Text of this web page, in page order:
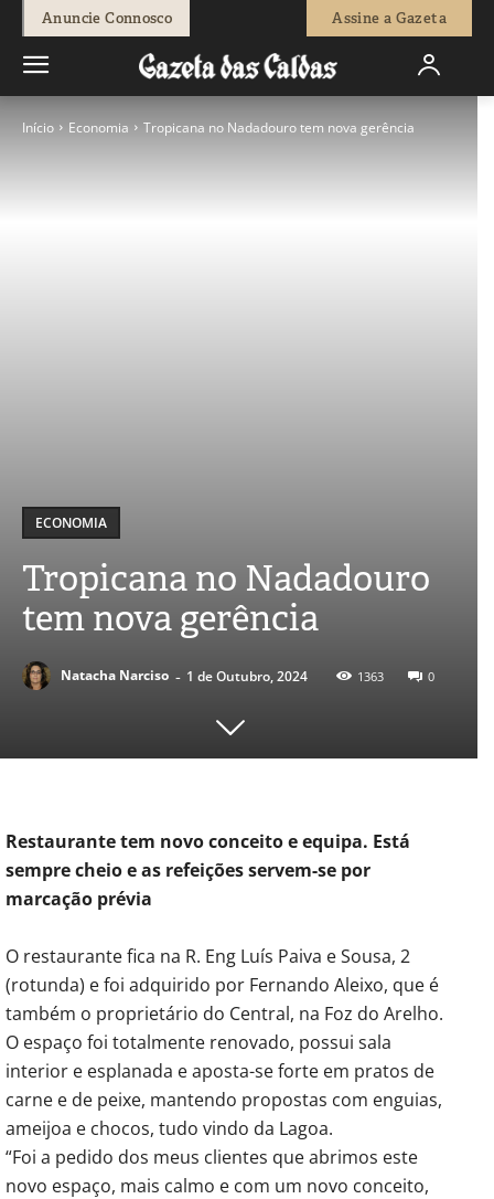
Anuncie Connosco Assine a Gazeta
Início Economia Tropicana no Nadadouro tem nova gerência
ECONOMIA
Tropicana no Nadadouro
tem nova gerência
Natacha Narciso - 1 de Outubro, 2024 1363 0
Restaurante tem novo conceito e equipa. Está
sempre cheio e as refeições servem-se por
marcação prévia
O restaurante fica na R. Eng Luís Paiva e Sousa, 2
(rotunda) e foi adquirido por Fernando Aleixo, que é
também o proprietário do Central, na Foz do Arelho.
O espaço foi totalmente renovado, possui sala
interior e esplanada e aposta-se forte em pratos de
carne e de peixe, mantendo propostas com enguias,
ameijoa e chocos, tudo vindo da Lagoa.
“Foi a pedido dos meus clientes que abrimos este
novo espaço, mais calmo e com um novo conceito,